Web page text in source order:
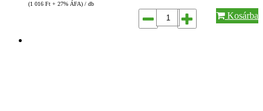
(1 016 Ft + 27% ÁFA) / db
Kosárba